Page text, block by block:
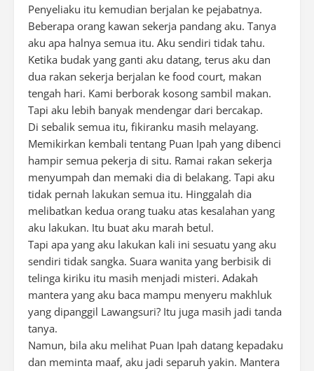
Penyeliaku itu kemudian berjalan ke pejabatnya.
Beberapa orang kawan sekerja pandang aku. Tanya
aku apa halnya semua itu. Aku sendiri tidak tahu.
Ketika budak yang ganti aku datang, terus aku dan
dua rakan sekerja berjalan ke food court, makan
tengah hari. Kami berborak kosong sambil makan.
Tapi aku lebih banyak mendengar dari bercakap.
Di sebalik semua itu, fikiranku masih melayang.
Memikirkan kembali tentang Puan Ipah yang dibenci
hampir semua pekerja di situ. Ramai rakan sekerja
menyumpah dan memaki dia di belakang. Tapi aku
tidak pernah lakukan semua itu. Hinggalah dia
melibatkan kedua orang tuaku atas kesalahan yang
aku lakukan. Itu buat aku marah betul.
Tapi apa yang aku lakukan kali ini sesuatu yang aku
sendiri tidak sangka. Suara wanita yang berbisik di
telinga kiriku itu masih menjadi misteri. Adakah
mantera yang aku baca mampu menyeru makhluk
yang dipanggil Lawangsuri? Itu juga masih jadi tanda
tanya.
Namun, bila aku melihat Puan Ipah datang kepadaku
dan meminta maaf, aku jadi separuh yakin. Mantera